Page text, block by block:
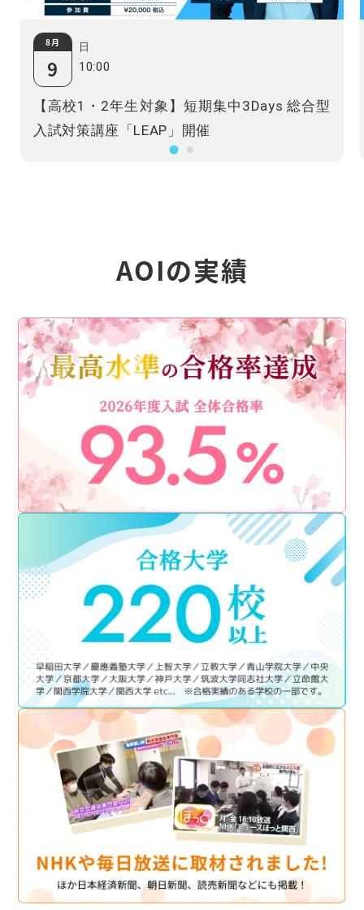
8月
9
日
10:00
【高校1・2年生対象】短期集中3Days 総合型
入試対策講座「LEAP」開催
AOIの実績